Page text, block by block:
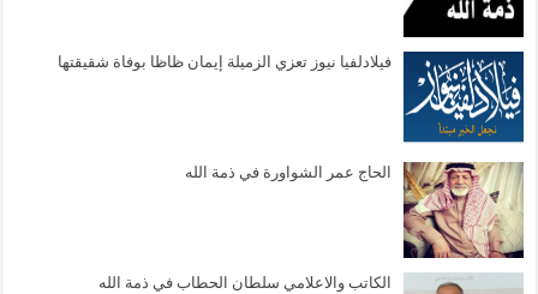
فيلادلفيا نيوز تعزي الزميلة إيمان ظاظا بوفاة شقيقتها
الحاج عمر الشواورة في ذمة الله
الكاتب والاعلامي سلطان الحطاب في ذمة الله